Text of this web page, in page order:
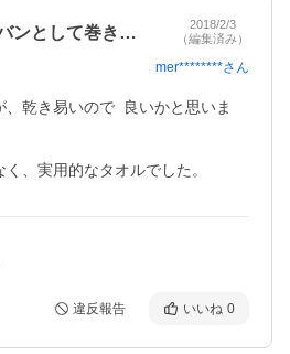
ヘナ染めの時にターバンとして巻き易いです
2018/2/3
（編集済み）
mer********さん
乾き易いので  良いかと思いま
、実用的なタオルでした。
違反報告 いいね 0